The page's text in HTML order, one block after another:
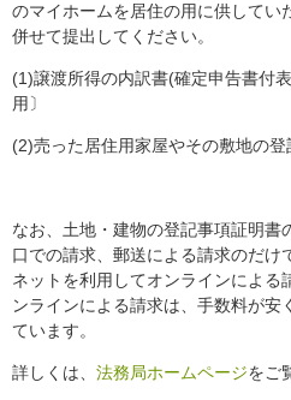
のマイホームを居住の用に供してい
併せて提出してください。
(1)譲渡所得の内訳書(確定申告書付
用〕
(2)売った居住用家屋やその敷地の
なお、土地・建物の登記事項証明書
口での請求、郵送による請求のだけ
ネットを利用してオンラインによる
ンラインによる請求は、手数料が安
ています。
詳しくは、 法務局ホームページをご